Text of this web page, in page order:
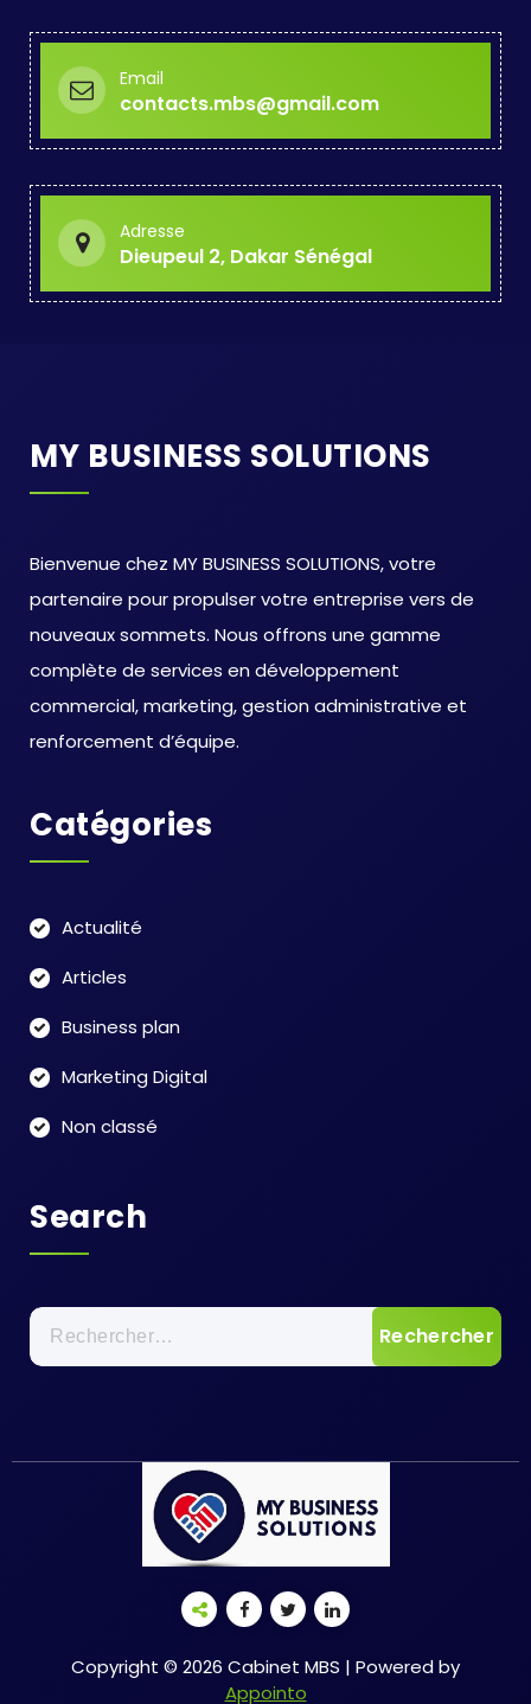
Email
contacts.mbs@gmail.com
Adresse
Dieupeul 2, Dakar Sénégal
MY BUSINESS SOLUTIONS
Bienvenue chez MY BUSINESS SOLUTIONS, votre
partenaire pour propulser votre entreprise vers de
nouveaux sommets. Nous offrons une gamme
complète de services en développement
commercial, marketing, gestion administrative et
renforcement d’équipe.
Catégories
Actualité
Articles
Business plan
Marketing Digital
Non classé
Search
Rechercher :
Copyright © 2026 Cabinet MBS | Powered by
Appointo